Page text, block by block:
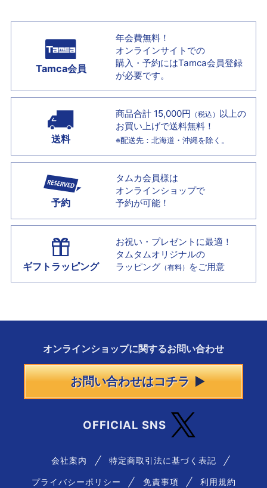
Tamca会員
年会費無料！
オンラインサイトでの
購入・予約にはTamca会員登録
が必要です。
送料
商品合計 15,000円 （税込） 以上の
お買い上げで送料無料！
※配送先：北海道・沖縄を除く。
予約
タムカ会員様は
オンラインショップで
予約が可能！
ギフトラッピング
お祝い・プレゼントに最適！
タムタムオリジナルの
ラッピング （有料） をご用意
オンラインショップに関するお問い合わせ
お問い合わせはコチラ
OFFICIAL SNS
会社案内 特定商取引法に基づく表記
プライバシーポリシー 免責事項 利用規約